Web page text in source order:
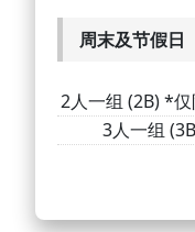
周末及节假日
2人一组 (2B) *
3人一组